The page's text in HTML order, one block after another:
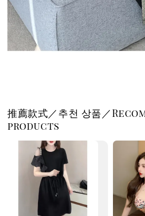
推薦款式／추천 상품／
products